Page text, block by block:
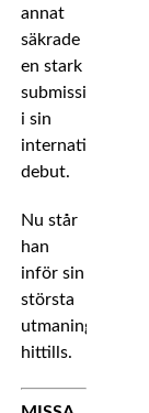
annat
säkrade
en stark
submissionseger
i sin
internationella
debut.
Nu står
han
inför sin
största
utmaning
hittills.